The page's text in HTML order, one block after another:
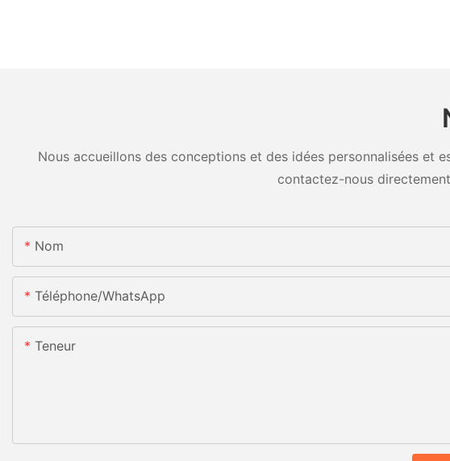
Nous accueillons des conceptions et des idées personnalisées et
contactez-nous
Nom
Téléphone/WhatsApp
Teneur